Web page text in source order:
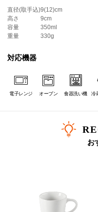
直径(取手込)9(12)cm
高さ
9cm
容量
350ml
重量
330g
対応機器
電子レンジ オーブン 食器洗い機 冷
お